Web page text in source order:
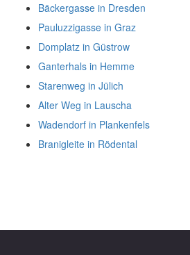
Bäckergasse in Dresden
Pauluzzigasse in Graz
Domplatz in Güstrow
Ganterhals in Hemme
Starenweg in Jülich
Alter Weg in Lauscha
Wadendorf in Plankenfels
Branigleite in Rödental